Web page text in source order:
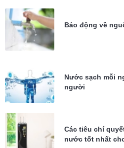
Báo động về
Nước sạch mỗi
người
Các tiêu chí
nước tốt nhất